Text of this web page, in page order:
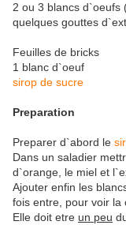
2 ou 3 blancs d`oeufs
quelques gouttes
Feuilles de bricks
1 blanc d`oeuf
sirop de sucre
Preparation
Preparer d`abord le
Dans un saladier
d`orange, le miel et
Ajouter enfin les
fois entre, pour voir la
Elle doit etre un peu